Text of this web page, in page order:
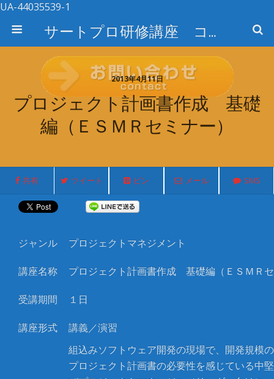
UA-44035539-1
サートプロ研修講座 コース検索
2013年4月11日
プロジェクト計画書作成 基礎
編（ＥＳＭＲセミナー）
共有 ツイート ピン メール SMS
ジャンル プロジェクトマネジメント
講座名称 プロジェクト計画書作成 基礎編（ＥＳＭＲ
受講期間 １日
講座形式 講義／演習
組込みソフトウェア開発の現場で、開発規模
プロジェクト計画書の必要性を感じている中